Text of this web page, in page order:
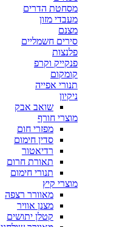
מסחטת הדרים
מעבדי מזון
מצנם
סירים חשמליים
פלנצות
פנקייק וקרפ
קומקום
תנורי אפייה
ניקיון
שואב אבק
מוצרי חורף
מפזרי חום
סדין חימום
רדיאטור
תאורת חרום
תנורי חימום
מוצרי קיץ
מאוורר רצפה
מצנן אוויר
קטלן יתושים